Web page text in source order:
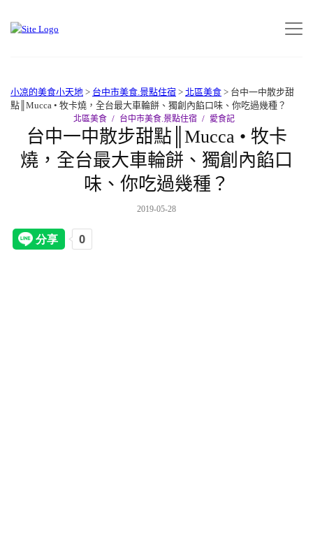
小凉的美食小天地 > 台中市美食.景點住宿 > 北區美食 > 台中一中散步甜
點║Mucca • 牧卡燒，全台最大車輪餅、獨創內餡口味、你吃過幾種？
北區美食 台中市美食.景點住宿 愛食記
台中一中散步甜點║Mucca • 牧卡
燒，全台最大車輪餅、獨創內餡口
味、你吃過幾種？
2019-05-28